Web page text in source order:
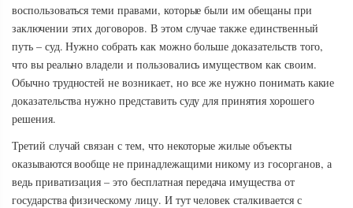
воспользоваться теми правами, которые были им обещаны при
заключении этих договоров. В этом случае также единственный
путь – суд. Нужно собрать как можно больше доказательств того,
что вы реально владели и пользовались имуществом как своим.
Обычно трудностей не возникает, но все же нужно понимать какие
доказательства нужно представить суду для принятия хорошего
решения.
Третий случай связан с тем, что некоторые жилые объекты
оказываются вообще не принадлежащими никому из госорганов, а
ведь приватизация – это бесплатная передача имущества от
государства физическому лицу. И тут человек сталкивается с